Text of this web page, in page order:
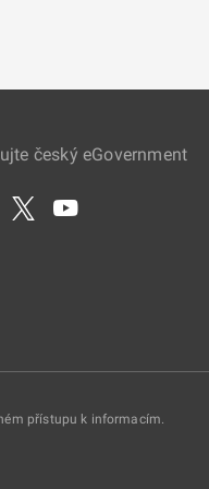
český eGovernment
přístupu k informacím.